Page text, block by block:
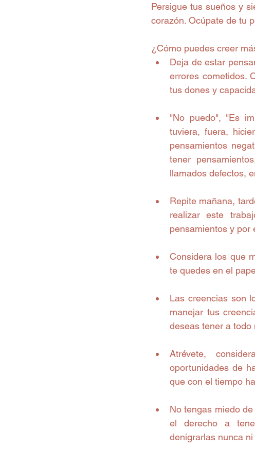
Persigue tus sueños y
corazón. Ocúpate de tu
¿Cómo puedes creer
Deja de estar
errores cometidos.
tus dones y
"No puedo", "Es
tuviera, fuera,
pensamientos
tener
llamados defectos,
Repite mañana,
realizar este
pensamientos y por
Considera los que
te quedes en el
Las creencias son
manejar tus
deseas tener a todo
Atrévete,
oportunidades de
que con el tiempo
No tengas miedo
el derecho a
denigrarlas nunca